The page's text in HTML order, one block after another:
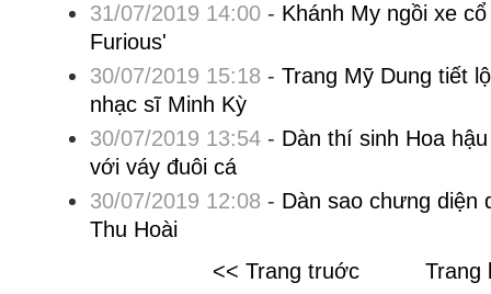
31/07/2019 14:00- Khánh My ngồi xe
Furious'
30/07/2019 15:18 - Trang Mỹ Dung tiết
nhạc sĩ Minh Kỳ
30/07/2019 13:54- Dàn thí sinh Hoa
với váy đuôi cá
30/07/2019 12:08 - Dàn sao chưng diện
Thu Hoài
<< Trang truớc
Trang